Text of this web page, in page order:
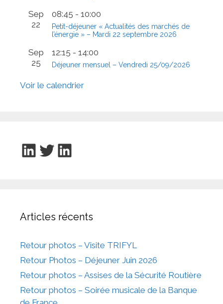
Sep
22
08:45 - 10:00
Petit-déjeuner « Actualités des marchés de
l’énergie » – Mardi 22 septembre 2026
Sep
25
12:15 - 14:00
Déjeuner mensuel – Vendredi 25/09/2026
Voir le calendrier
LinkedIn
Twitter
LinkedIn
Articles récents
Retour photos – Visite TRIFYL
Retour Photos – Déjeuner Juin 2026
Retour photos – Assises de la Sécurité Routière
Retour photos – Soirée musicale de la Banque